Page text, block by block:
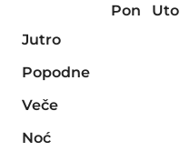
Pon Uto
Jutro
Popodne
Veče
Noć